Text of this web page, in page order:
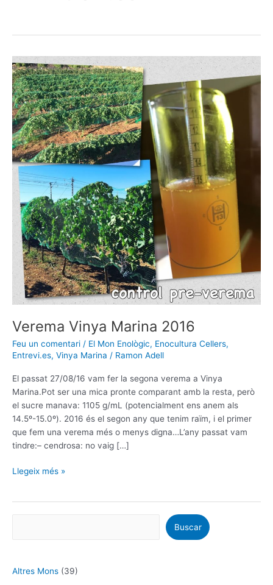
Verema Vinya Marina 2016
Feu un comentari / El Mon Enològic, Enocultura Cellers,
Entrevi.es, Vinya Marina / Ramon Adell
El passat 27/08/16 vam fer la segona verema a Vinya
Marina.Pot ser una mica pronte comparant amb la resta, però
el sucre manava: 1105 g/mL (potencialment ens anem als
14.5º-15.0º). 2016 és el segon any que tenim raïm, i el primer
que fem una verema més o menys digna…L’any passat vam
tindre:– cendrosa: no vaig […]
Verema
Vinya
Marina
2016
Llegeix més »
Buscar
Altres Mons (39)